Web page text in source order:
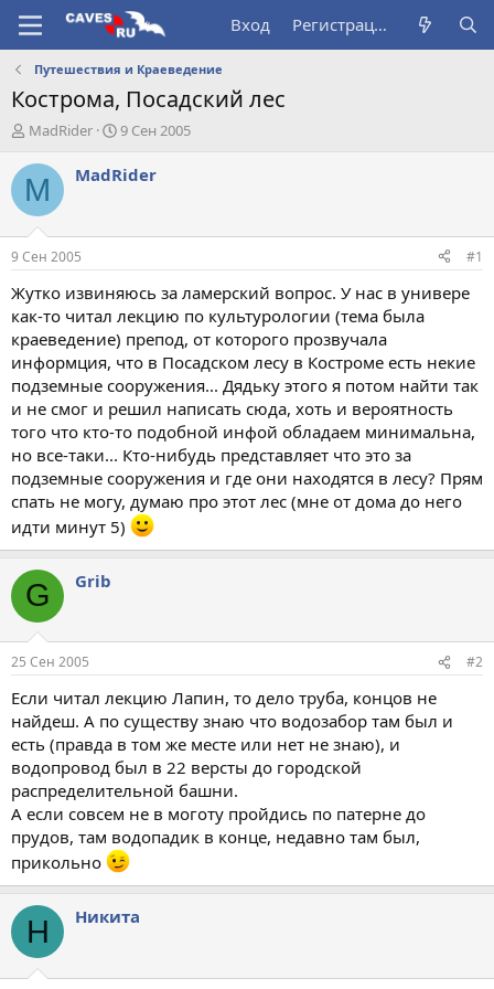
Вход Регистрация
Путешествия и Краеведение
Кострома, Посадский лес
А
т
о
т
е
м
ы
MadRider
Д
т
а
л
9 Сен 2005
M MadRider
9 Сен 2005 #1
Жутко извиняюсь за ламерский вопрос. У нас в универе
как-то читал лекцию по культурологии (тема была
краеведение) препод, от которого прозвучала
информция, что в Посадском лесу в Костроме есть некие
подземные сооружения... Дядьку этого я потом найти так
и не смог и решил написать сюда, хоть и вероятность
того что кто-то подобной инфой обладаем минимальна,
но все-таки... Кто-нибудь представляет что это за
подземные сооружения и где они находятся в лесу? Прям
спать не могу, думаю про этот лес (мне от дома до него
идти минут 5)
G Grib
25 Сен 2005 #2
Если читал лекцию Лапин, то дело труба, концов не
найдеш. А по существу знаю что водозабор там был и
есть (правда в том же месте или нет не знаю), и
водопровод был в 22 версты до городской
распределительной башни.
А если совсем не в моготу пройдись по патерне до
прудов, там водопадик в конце, недавно там был,
прикольно
Н Никита